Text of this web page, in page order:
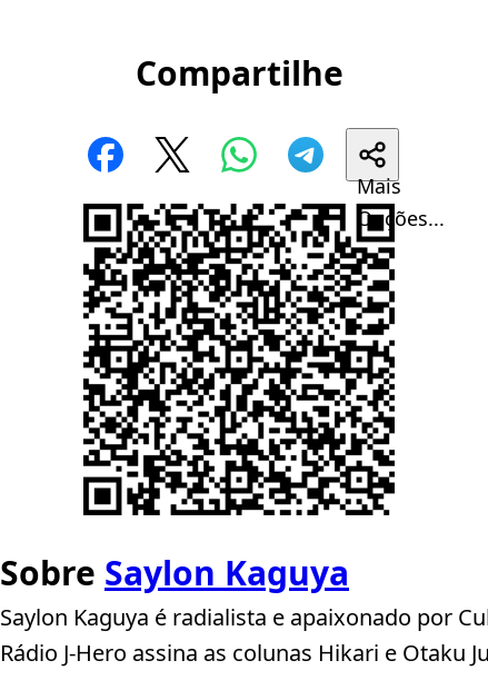
Compartilhe
Mais
Opções...
Sobre Saylon Kaguya
Saylon Kaguya é radialista e apaixonado por
Rádio J-Hero assina as colunas Hikari e Otaku